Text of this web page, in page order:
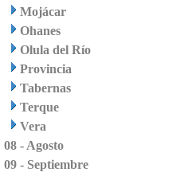
Mojácar
Ohanes
Olula del Río
Provincia
Tabernas
Terque
Vera
08 - Agosto
09 - Septiembre